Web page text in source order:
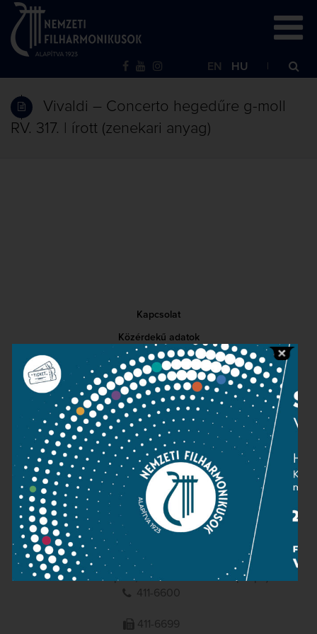
EN HU
Vivaldi – Concerto hegedűre g-moll
RV. 317. | írott (zenekari anyag)
Kapcsolat
Közérdekű adatok
Sajtószoba
Adatvédelem
Impresszum
NEMZETI
FILHARMONIKUSOK
1095 Budapest, Komor Marcell u. 1. (Müpa)
411-6600
411-6699